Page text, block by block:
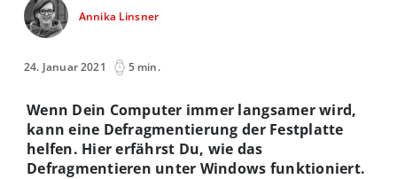
Annika Linsner
24. Januar 2021 5 min.
Wenn Dein Computer immer langsamer wird,
kann eine Defragmentierung der Festplatte
helfen. Hier erfährst Du, wie das
Defragmentieren unter Windows funktioniert.